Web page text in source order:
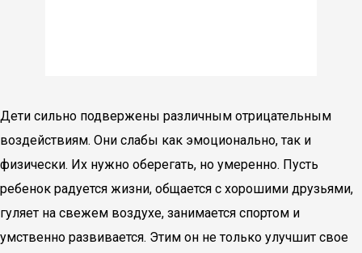
Дети сильно подвержены различным отрицательным
воздействиям. Они слабы как эмоционально, так и
физически. Их нужно оберегать, но умеренно. Пусть
ребенок радуется жизни, общается с хорошими друзьями,
гуляет на свежем воздухе, занимается спортом и
умственно развивается. Этим он не только улучшит свое